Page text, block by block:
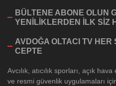
BÜLTENE ABONE OLUN
YENİLİKLERDEN İLK SİZ
AVDOĞA OLTACI TV HER
CEPTE
Avcılık, atıcılık sporları, açık
ve resmi güvenlik uygulamaları